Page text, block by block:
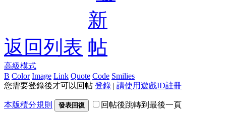
返回列表
高級模式
B Color Image Link Quote Code Smilies
您需要登錄後才可以回帖 登錄 | 請使用遊戲ID註冊
本版積分規則 發表回復 回帖後跳轉到最後一頁